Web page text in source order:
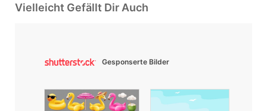
Vielleicht Gefällt Dir Auch
Gesponserte Bilder